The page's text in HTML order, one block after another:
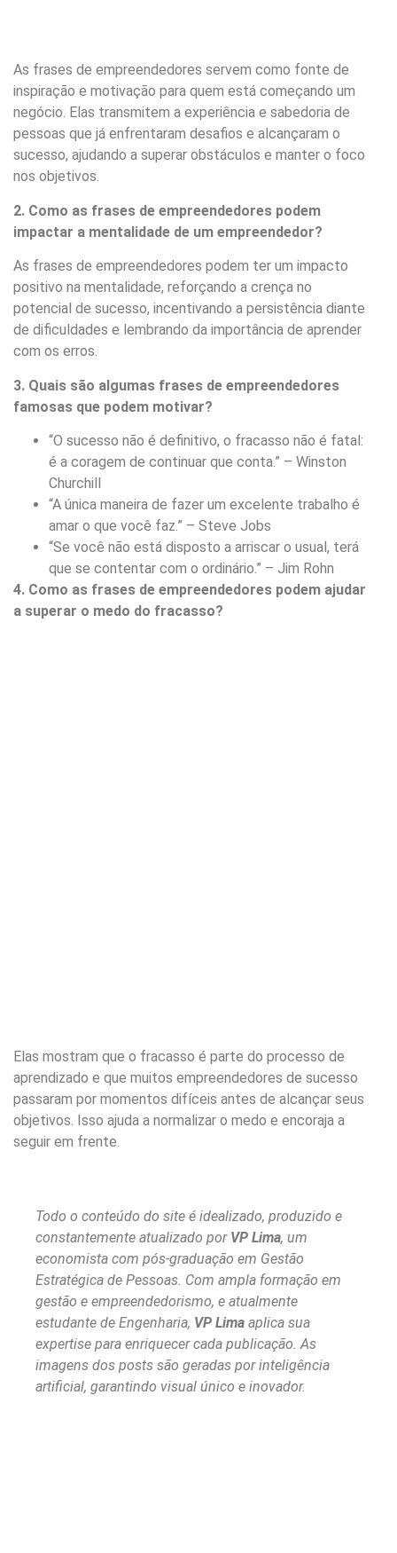
As frases de empreendedores servem como fonte de
inspiração e motivação para quem está começando um
negócio. Elas transmitem a experiência e sabedoria de
pessoas que já enfrentaram desafios e alcançaram o
sucesso, ajudando a superar obstáculos e manter o foco
nos objetivos.
2. Como as frases de empreendedores podem
impactar a mentalidade de um empreendedor?
As frases de empreendedores podem ter um impacto
positivo na mentalidade, reforçando a crença no
potencial de sucesso, incentivando a persistência diante
de dificuldades e lembrando da importância de aprender
com os erros.
3. Quais são algumas frases de empreendedores
famosas que podem motivar?
“O sucesso não é definitivo, o fracasso não é fatal:
é a coragem de continuar que conta.” – Winston
Churchill
“A única maneira de fazer um excelente trabalho é
amar o que você faz.” – Steve Jobs
“Se você não está disposto a arriscar o usual, terá
que se contentar com o ordinário.” – Jim Rohn
4. Como as frases de empreendedores podem ajudar
a superar o medo do fracasso?
Elas mostram que o fracasso é parte do processo de
aprendizado e que muitos empreendedores de sucesso
passaram por momentos difíceis antes de alcançar seus
objetivos. Isso ajuda a normalizar o medo e encoraja a
seguir em frente.
Todo o conteúdo do site é idealizado, produzido e
constantemente atualizado por VP Lima, um
economista com pós-graduação em Gestão
Estratégica de Pessoas. Com ampla formação em
gestão e empreendedorismo, e atualmente
estudante de Engenharia, VP Lima aplica sua
expertise para enriquecer cada publicação. As
imagens dos posts são geradas por inteligência
artificial, garantindo visual único e inovador.